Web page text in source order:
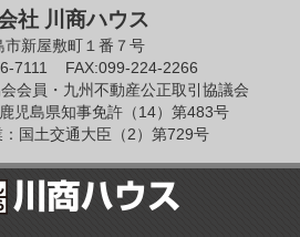
社 川商ハウス
市新屋敷町１番７号
7111
FAX:099-224-2266
会員・九州不動産公正取引協議会
児島県知事免許（14）第483号
国土交通大臣（2）第729号